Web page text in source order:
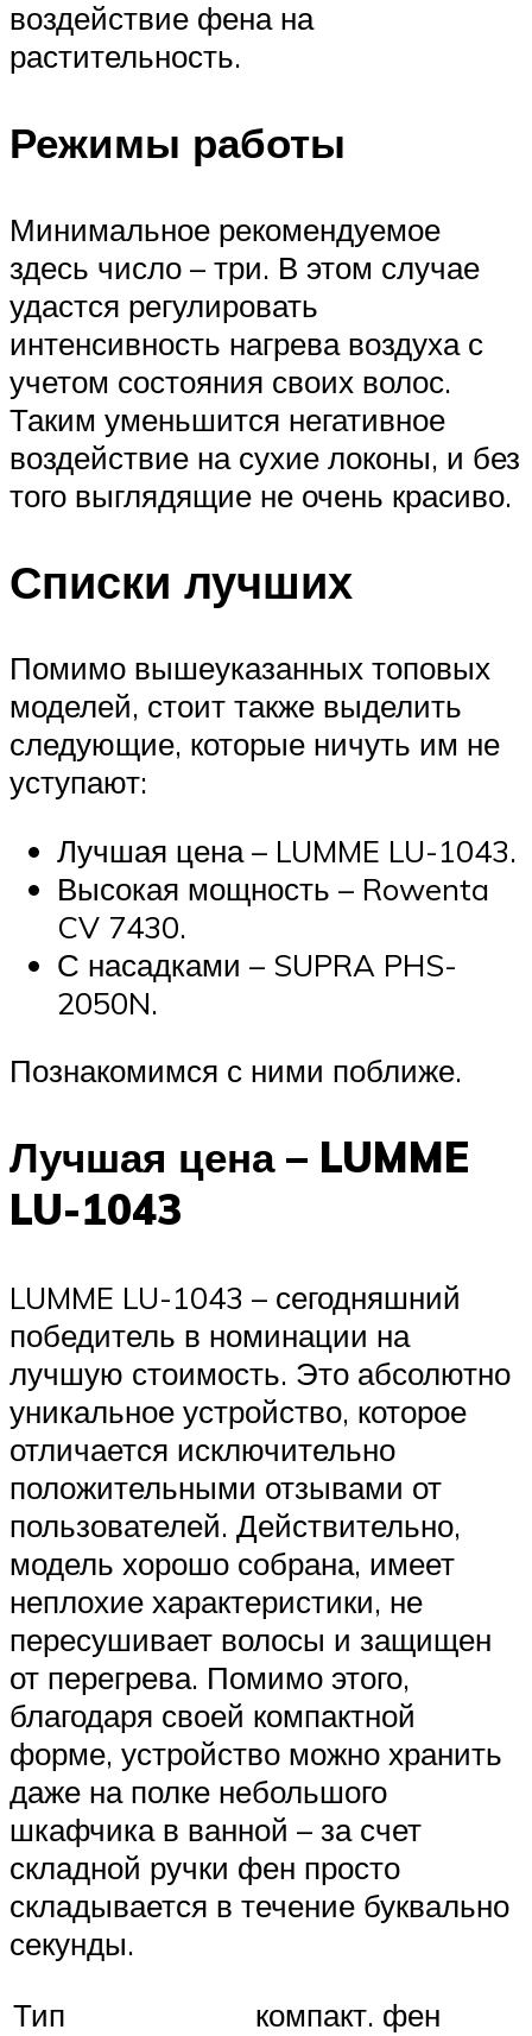
воздействие фена на
растительность.
Режимы работы
Минимальное рекомендуемое
здесь число – три. В этом случае
удастся регулировать
интенсивность нагрева воздуха с
учетом состояния своих волос.
Таким уменьшится негативное
воздействие на сухие локоны, и без
того выглядящие не очень красиво.
Списки лучших
Помимо вышеуказанных топовых
моделей, стоит также выделить
следующие, которые ничуть им не
уступают:
Лучшая цена – LUMME LU-1043.
Высокая мощность – Rowenta
CV 7430.
С насадками – SUPRA PHS-
2050N.
Познакомимся с ними поближе.
Лучшая цена – LUMME
LU-1043
LUMME LU-1043 – сегодняшний
победитель в номинации на
лучшую стоимость. Это абсолютно
уникальное устройство, которое
отличается исключительно
положительными отзывами от
пользователей. Действительно,
модель хорошо собрана, имеет
неплохие характеристики, не
пересушивает волосы и защищен
от перегрева. Помимо этого,
благодаря своей компактной
форме, устройство можно хранить
даже на полке небольшого
шкафчика в ванной – за счет
складной ручки фен просто
складывается в течение буквально
секунды.
Тип
компакт. фен